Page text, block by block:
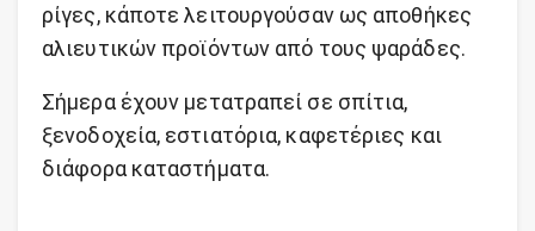
ρίγες, κάποτε λειτουργούσαν ως αποθήκες
αλιευτικών προϊόντων από τους ψαράδες.
Σήμερα έχουν μετατραπεί σε σπίτια,
ξενοδοχεία, εστιατόρια, καφετέριες και
διάφορα καταστήματα.